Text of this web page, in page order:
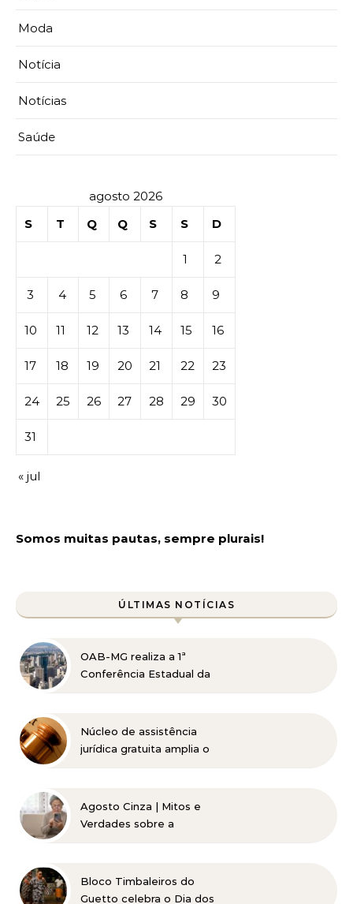
Moda
Notícia
Notícias
Saúde
agosto 2026
S
T Q Q S S D
1 2
3 4 5 6 7 8 9
10 11 12 13 14 15 16
17 18 19 20 21 22 23
24 25 26 27 28 29 30
31
« jul
Somos muitas pautas, sempre plurais!
ÚLTIMAS NOTÍCIAS
OAB-MG realiza a 1ª
Conferência Estadual da
referência nacional
Núcleo de assistência
jurídica gratuita amplia o
Agosto Cinza | Mitos e
Verdades sobre a
Bloco Timbaleiros do
Guetto celebra o Dia dos